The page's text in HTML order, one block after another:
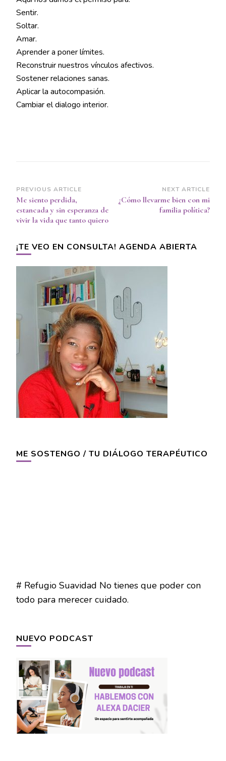
Sentir.
Soltar.
Amar.
Aprender a poner límites.
Reconstruir nuestros vínculos afectivos.
Sostener relaciones sanas.
Aplicar la autocompasión.
Cambiar el dialogo interior.
Post
Navigation
PREVIOUS ARTICLE
Me siento perdida,
estancada y sin esperanza de
vivir la vida que tanto quiero
NEXT ARTICLE
¿Cómo llevarme bien con mi
familia política?
¡TE VEO EN CONSULTA! AGENDA ABIERTA
ME SOSTENGO / TU DIÁLOGO TERAPÉUTICO
# Refugio Suavidad No tienes que poder con
todo para merecer cuidado.
NUEVO PODCAST